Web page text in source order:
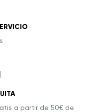
a partir de 50€ de